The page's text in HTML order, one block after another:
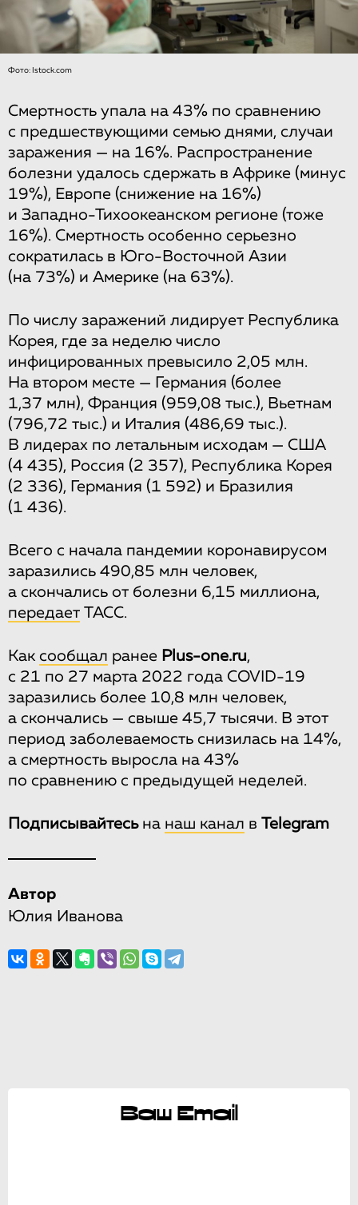
Фото: Istock.com
Смертность упала на 43% по сравнению
с предшествующими семью днями, случаи
заражения — на 16%. Распространение
болезни удалось сдержать в Африке (минус
19%), Европе (снижение на 16%)
и Западно-Тихоокеанском регионе (тоже
16%). Смертность особенно серьезно
сократилась в Юго-Восточной Азии
(на 73%) и Америке (на 63%).
По числу заражений лидирует Республика
Корея, где за неделю число
инфицированных превысило 2,05 млн.
На втором месте — Германия (более
1,37 млн), Франция (959,08 тыс.), Вьетнам
(796,72 тыс.) и Италия (486,69 тыс.).
В лидерах по летальным исходам — США
(4 435), Россия (2 357), Республика Корея
(2 336), Германия (1 592) и Бразилия
(1 436).
Всего с начала пандемии коронавирусом
заразились 490,85 млн человек,
а скончались от болезни 6,15 миллиона,
передает ТАСС.
Как сообщал ранее Plus-one.ru,
с 21 по 27 марта 2022 года COVID-19
заразились более 10,8 млн человек,
а скончались — свыше 45,7 тысячи. В этот
период заболеваемость снизилась на 14%,
а смертность выросла на 43%
по сравнению с предыдущей неделей.
Подписывайтесьна наш канал в Telegram
Автор
Юлия Иванова
Ваш Email